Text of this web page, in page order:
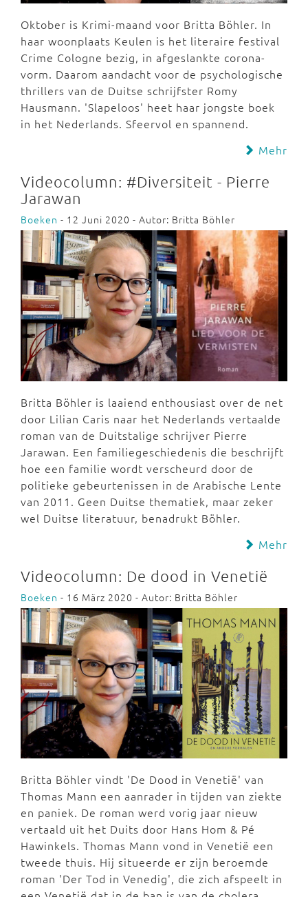
Oktober is Krimi-maand voor Britta Böhler. In
haar woonplaats Keulen is het literaire festival
Crime Cologne bezig, in afgeslankte corona-
vorm. Daarom aandacht voor de psychologische
thrillers van de Duitse schrijfster Romy
Hausmann. 'Slapeloos' heet haar jongste boek
in het Nederlands. Sfeervol en spannend.
Mehr
Videocolumn: #Diversiteit - Pierre
Jarawan
Boeken - 12 Juni 2020 - Autor: Britta Böhler
Britta Böhler is laaiend enthousiast over de net
door Lilian Caris naar het Nederlands vertaalde
roman van de Duitstalige schrijver Pierre
Jarawan. Een familiegeschiedenis die beschrijft
hoe een familie wordt verscheurd door de
politieke gebeurtenissen in de Arabische Lente
van 2011. Geen Duitse thematiek, maar zeker
wel Duitse literatuur, benadrukt Böhler.
Mehr
Videocolumn: De dood in Venetië
Boeken - 16 März 2020 - Autor: Britta Böhler
Britta Böhler vindt 'De Dood in Venetië' van
Thomas Mann een aanrader in tijden van ziekte
en paniek. De roman werd vorig jaar nieuw
vertaald uit het Duits door Hans Hom & Pé
Hawinkels. Thomas Mann vond in Venetië een
tweede thuis. Hij situeerde er zijn beroemde
roman 'Der Tod in Venedig', die zich afspeelt in